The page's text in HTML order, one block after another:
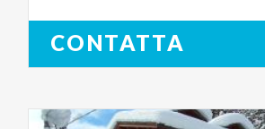
CONTATTA